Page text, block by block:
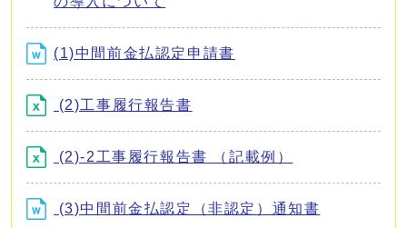
(1)中間前金払認定申請書
(2)工事履行報告書
(2)-2工事履行報告書 （記載例）
(3)中間前金払認定（非認定）通知書